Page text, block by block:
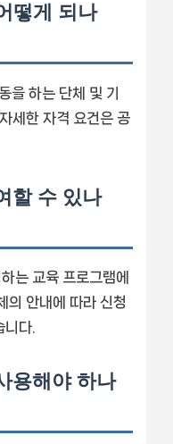
떻게 되나
을 하는 단체 및 기
세한 자격 요건은 공
할 수 있나
는 교육 프로그램에
의 안내에 따라 신청
다.
용해야 하나